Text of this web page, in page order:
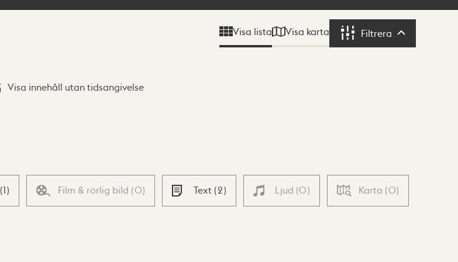
Visa lista Visa karta Filtrera Filtrera
Visa innehåll utan tidsangivelse
(1) Film & rörlig bild (0) Text (2) Ljud (0) Karta (0)